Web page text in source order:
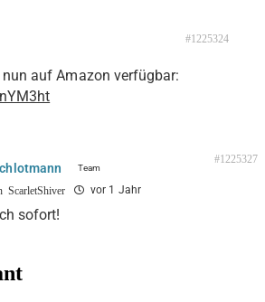
#1225324
auf Amazon verfügbar:
ScarletShiver vor 1 Jahr
#1225327
sofort!